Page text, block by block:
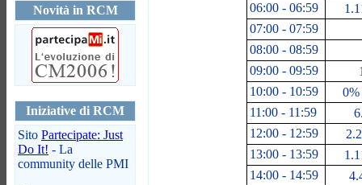
Novità in RCM
Iniziative di RCM
Sito Partecipate: Just
Do It! - La
community delle PMI
06:00 - 06:59
07:00 - 07:59
08:00 - 08:59
09:00 - 09:59
10:00 - 10:59
11:00 - 11:59
12:00 - 12:59
13:00 - 13:59
14:00 - 14:59